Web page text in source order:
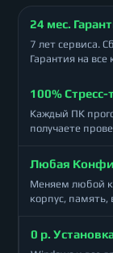
24 мес.
7 лет сервиса.
Гарантия на
100% Стресс-
Каждый ПК
получаете
Любая
Меняем любой
корпус, память,
0 р.